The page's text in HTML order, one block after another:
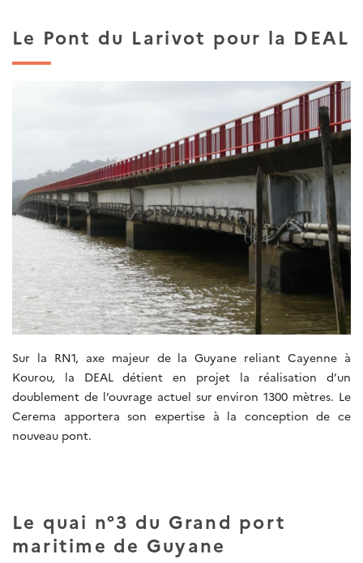
Le Pont du Larivot pour la DEAL
Sur la RN1, axe majeur de la Guyane reliant Cayenne à
Kourou, la DEAL détient en projet la réalisation d’un
doublement de l’ouvrage actuel sur environ 1300 mètres. Le
Cerema apportera son expertise à la conception de ce
nouveau pont.
Le quai n°3 du Grand port
maritime de Guyane